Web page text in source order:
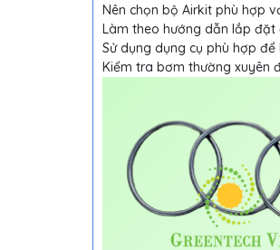
Nên chọn bộ Airkit phù hợp
Làm theo hướng dẫn lắp đặt
Sử dụng dụng cụ phù hợp
Kiểm tra bơm thường xuyên